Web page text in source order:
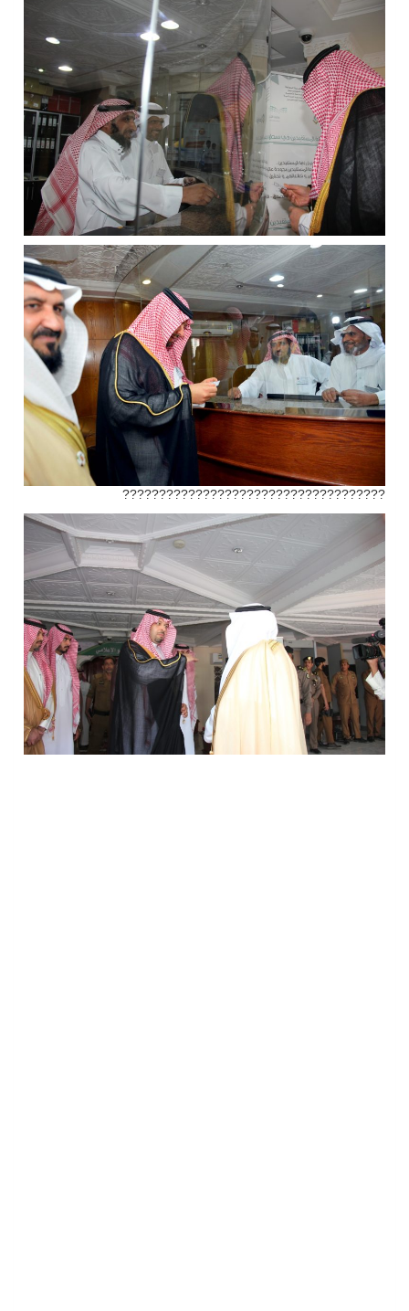
????????????????????????????????????